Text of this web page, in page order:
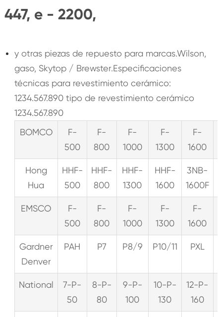
447, e - 2200,
y otras piezas de repuesto para marcas.Wilson,
gaso, Skytop / Brewster.Especificaciones
técnicas para revestimiento cerámico:
1234.567.890 tipo de revestimiento cerámico
1234.567.890
BOMCO
F-
500
F-
800
F-
1000
F-
1300
F-
1600
Hong
Hua
HHF-
500
HHF-
800
HHF-
1300
HHF-
1600
3NB-
1600F
EMSCO
F-
500
F-
800
F-
1000
F-
1300
F-
1600
Gardner
Denver
PAH P7 P8/9 P10/11 PXL
National
7-P-
50
8-P-
80
9-P-
100
10-P-
130
12-P-
160